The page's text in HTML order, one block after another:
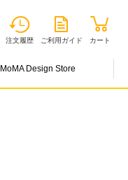
注文履歴 ご利用ガイド カート
MoMA Design Store